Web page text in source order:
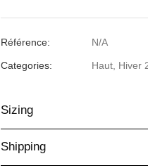
A
CRAVATTE
Référence: N/A
Categories: Haut Hiver
Sizing
Shipping